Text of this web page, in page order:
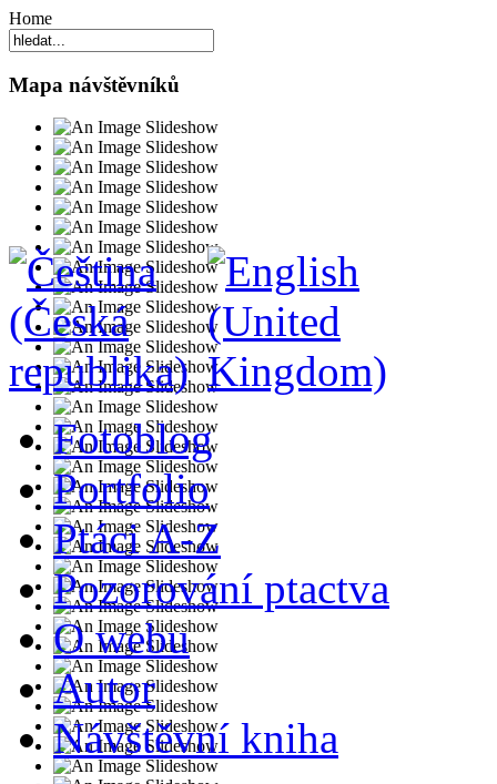
Home
Mapa návštěvníků
Fotoblog
Portfolio
Ptáci A-Z
Pozorování ptactva
O webu
Autor
Návštěvní kniha